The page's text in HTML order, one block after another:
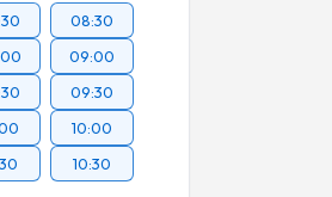
08:30
09:00
09:30
10:00
10:30